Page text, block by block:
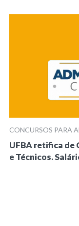
CONCURSOS PARA
UFBA retifica de
e Técnicos.